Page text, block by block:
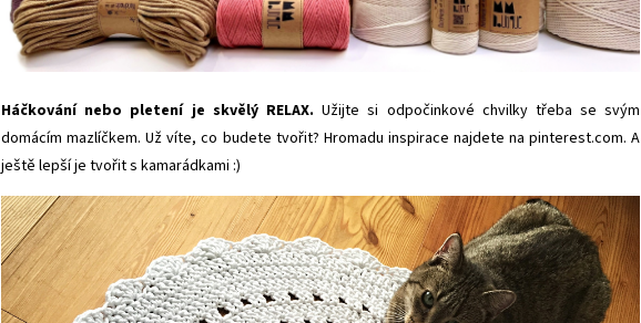
Háčkování nebo pletení je skvělý RELAX.Užijte si odpočinkové chvilky třeba se svým
domácím mazlíčkem. Už víte, co budete tvořit? Hromadu inspirace najdete napinterest.com. A
ještě lepší je tvořit s kamarádkami :)